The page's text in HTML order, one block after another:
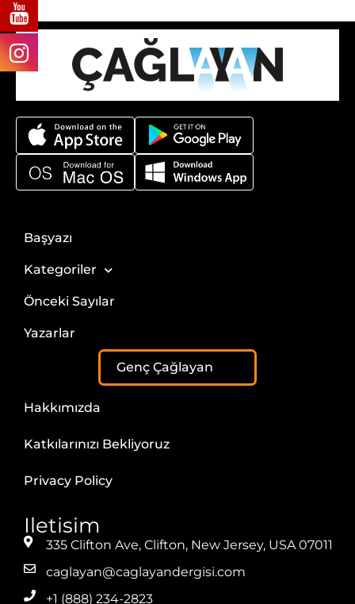
Başyazı
Kategoriler
Önceki Sayılar
Yazarlar
Genç Çağlayan
Hakkımızda
Katkılarınızı Bekliyoruz
Privacy Policy
Iletisim
335 Clifton Ave, Clifton, New Jersey, USA 07011
caglayan@caglayandergisi.com
+1 (888) 234-2823